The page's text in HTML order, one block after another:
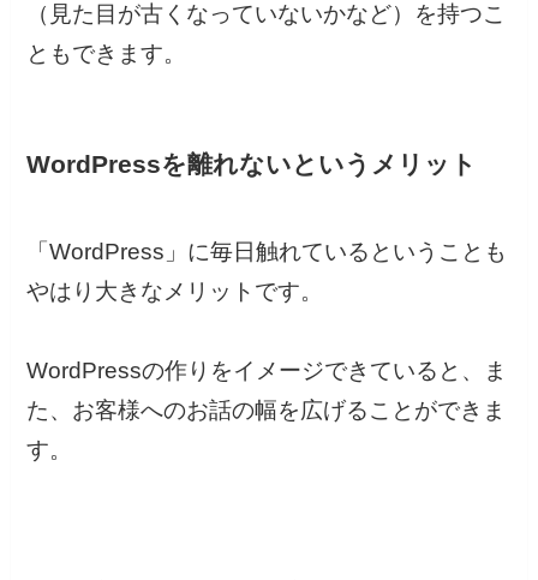
（見た目が古くなっていないかなど）を持つこ
ともできます。
WordPressを離れないというメリット
「WordPress」に毎日触れているということも
やはり大きなメリットです。
WordPressの作りをイメージできていると、ま
た、お客様へのお話の幅を広げることができま
す。